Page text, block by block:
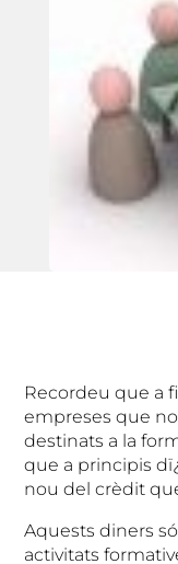
Recordeu que a
empreses que
destinats a la
que a principis
nou del crèdit
Aquests diners
activitats